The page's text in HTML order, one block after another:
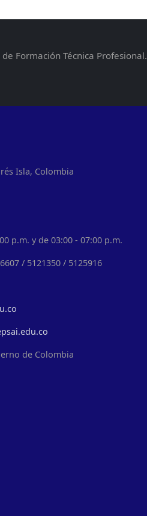
Formación Técnica Profesional.
Isla, Colombia
p.m. y de 03:00 - 07:00 p.m.
/ 5121350 / 5125916
de Colombia